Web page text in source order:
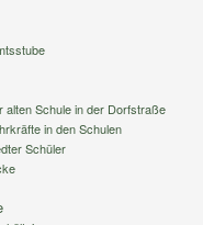
alten Schule in der Dorfstraße
in den Schulen
Schüler